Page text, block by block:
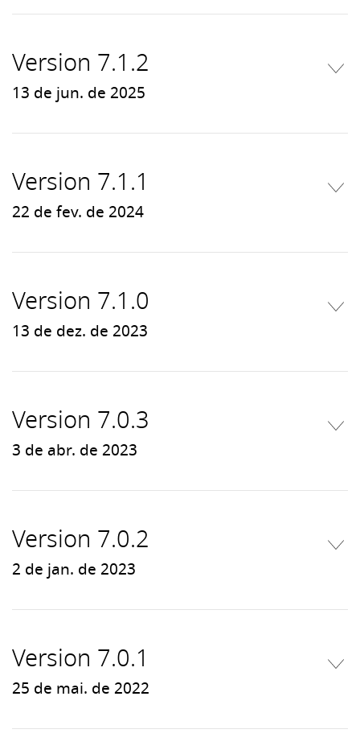
Version 7.1.2
13 de jun. de 2025
Version 7.1.1
22 de fev. de 2024
Version 7.1.0
13 de dez. de 2023
Version 7.0.3
3 de abr. de 2023
Version 7.0.2
2 de jan. de 2023
Version 7.0.1
25 de mai. de 2022